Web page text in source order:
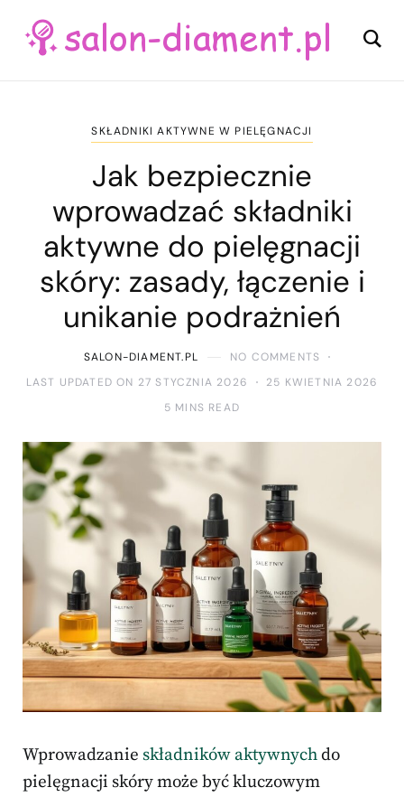
SKŁADNIKI AKTYWNE W PIELĘGNACJI
Jak bezpiecznie
wprowadzać składniki
aktywne do pielęgnacji
skóry: zasady, łączenie i
unikanie podrażnień
SALON-DIAMENT.PL
NO COMMENTS
LAST UPDATED ON 27 STYCZNIA 2026
25 KWIETNIA 2026
5 MINS READ
Wprowadzanie składników aktywnychdo
pielęgnacji skóry może być kluczowym